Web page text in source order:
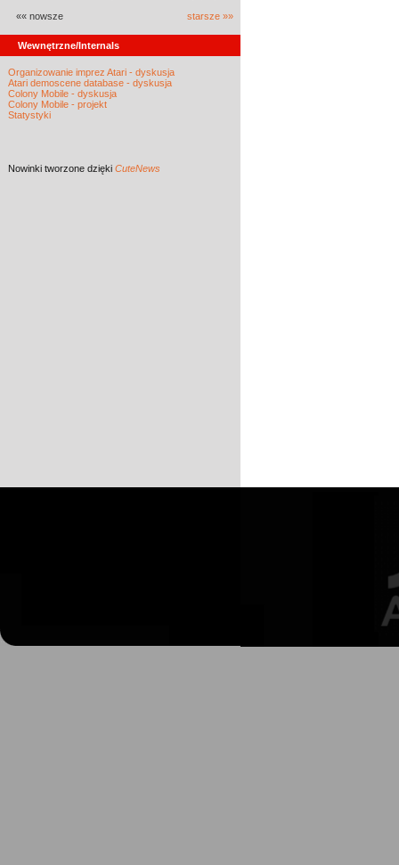
«« nowsze starsze »»
Wewnętrzne/Internals
Organizowanie imprez Atari - dyskusja
Atari demoscene database - dyskusja
Colony Mobile - dyskusja
Colony Mobile - projekt
Statystyki
Nowinki tworzone dzięki CuteNews